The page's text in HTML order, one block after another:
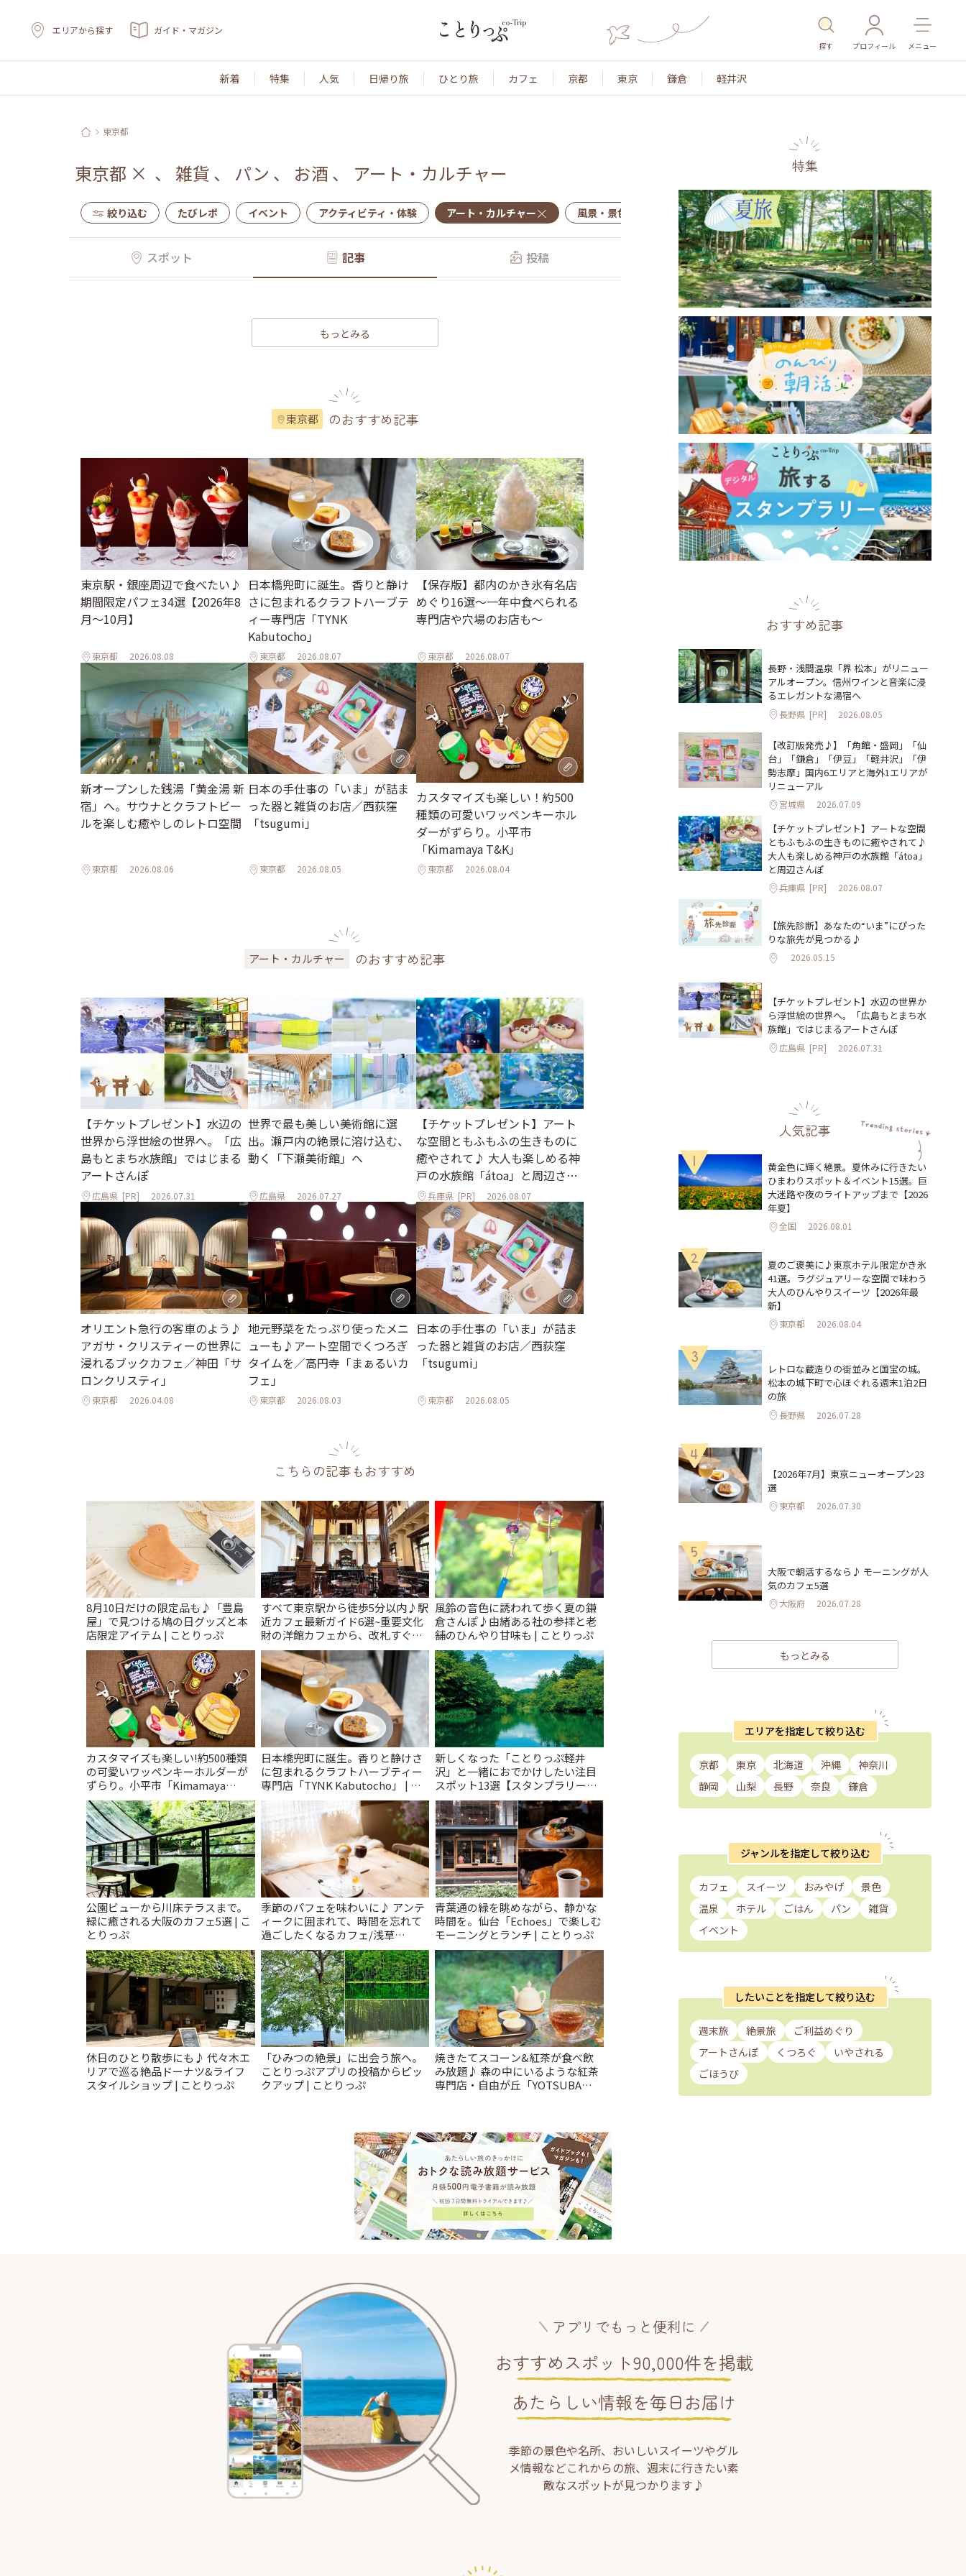
エリアから探す ガイド・マガジン
探す プロフィール メニュー
新着 特集 人気 日帰り旅 ひとり旅 カフェ 京都 東京 鎌倉 軽井沢
東京都
東京都 × 、 雑貨 、 パン 、 お酒 、 アート・カルチャー
絞り込む たびレポ イベント アクティビティ・体験 アート・カルチャー 風景・景色 名所・旧跡 温泉・スパ その他施設 ごはん
スポット 記事 投稿
もっとみる
東京都 のおすすめ記事
東京駅・銀座周辺で食べたい♪
期間限定パフェ34選【2026年8
月～10月】
東京都 2026.08.08
日本橋兜町に誕生。香りと静け
さに包まれるクラフトハーブテ
ィー専門店「TYNK
Kabutocho」
東京都 2026.08.07
【保存版】都内のかき氷有名店
めぐり16選～一年中食べられる
専門店や穴場のお店も～
東京都 2026.08.07
新オープンした銭湯「黄金湯 新
宿」へ。サウナとクラフトビー
ルを楽しむ癒やしのレトロ空間
東京都 2026.08.06
日本の手仕事の「いま」が詰ま
った器と雑貨のお店／西荻窪
「tsugumi」
東京都 2026.08.05
カスタマイズも楽しい！約500
種類の可愛いワッペンキーホル
ダーがずらり。小平市
「Kimamaya T&K」
東京都 2026.08.04
アート・カルチャー のおすすめ記事
【チケットプレゼント】水辺の
世界から浮世絵の世界へ。「広
島もとまち水族館」ではじまる
アートさんぽ
広島県 [PR] 2026.07.31
世界で最も美しい美術館に選
出。瀬戸内の絶景に溶け込む、
動く「下瀬美術館」へ
広島県 2026.07.27
【チケットプレゼント】アート
な空間ともふもふの生きものに
癒やされて♪ 大人も楽しめる神
戸の水族館「átoa」と周辺さん
ぽ兵庫県[PR] 2026.08.07
オリエント急行の客車のよう♪
アガサ・クリスティーの世界に
浸れるブックカフェ／神田「サ
ロンクリスティ」
東京都 2026.04.08
地元野菜をたっぷり使ったメニ
ューも♪アート空間でくつろぎ
タイムを／高円寺「まぁるいカ
フェ」
東京都 2026.08.03
日本の手仕事の「いま」が詰ま
った器と雑貨のお店／西荻窪
「tsugumi」
東京都 2026.08.05
こちらの記事もおすすめ
8月10日だけの限定品も♪「豊島
屋」で見つける鳩の日グッズと本
店限定アイテム | ことりっぷ
すべて東京駅から徒歩5分以内♪駅
近カフェ最新ガイド6選~重要文化
財の洋館カフェから、改札すぐの
レトロ喫茶まで~ | ことりっぷ
風鈴の音色に誘われて歩く夏の鎌
倉さんぽ♪由緒ある社の参拝と老
舗のひんやり甘味も | ことりっぷ
カスタマイズも楽しい!約500種類
の可愛いワッペンキーホルダーが
ずらり。小平市「Kimamaya
T&K」 | ことりっぷ
日本橋兜町に誕生。香りと静けさ
に包まれるクラフトハーブティー
専門店「TYNK Kabutocho」 | こ
とりっぷ
新しくなった「ことりっぷ軽井
沢」と一緒におでかけしたい注目
スポット13選【スタンプラリー開
催中】 | ことりっぷ
公園ビューから川床テラスまで。
緑に癒される大阪のカフェ5選 | こ
とりっぷ
季節のパフェを味わいに♪ アンテ
ィークに囲まれて、時間を忘れて
過ごしたくなるカフェ/浅草
「annorum cafe」 | ことりっぷ
青葉通の緑を眺めながら、静かな
時間を。仙台「Echoes」で楽しむ
モーニングとランチ | ことりっぷ
休日のひとり散歩にも♪ 代々木エ
リアで巡る絶品ドーナツ&ライフ
スタイルショップ | ことりっぷ
「ひみつの絶景」に出会う旅へ。
ことりっぷアプリの投稿からピッ
クアップ | ことりっぷ
焼きたてスコーン&紅茶が食べ飲
み放題♪ 森の中にいるような紅茶
専門店・自由が丘「YOTSUBA
特集
おすすめ記事
長野・浅間温泉「界 松本」がリニュー
アルオープン。信州ワインと音楽に浸
るエレガントな湯宿へ
長野県 [PR] 2026.08.05
【改訂版発売♪】「角館・盛岡」「仙
台」「鎌倉」「伊豆」「軽井沢」「伊
勢志摩」国内6エリアと海外1エリアが
リニューアル
宮城県 2026.07.09
【チケットプレゼント】アートな空間
ともふもふの生きものに癒やされて♪
大人も楽しめる神戸の水族館「átoa」
と周辺さんぽ
兵庫県 [PR] 2026.08.07
【旅先診断】あなたの“いま”にぴった
りな旅先が見つかる♪
2026.05.15
【チケットプレゼント】水辺の世界か
ら浮世絵の世界へ。「広島もとまち水
族館」ではじまるアートさんぽ
広島県 [PR] 2026.07.31
人気記事
1
黄金色に輝く絶景。夏休みに行きたい
ひまわりスポット＆イベント15選。巨
大迷路や夜のライトアップまで【2026
年夏】
全国 2026.08.01
2
夏のご褒美に♪東京ホテル限定かき氷
41選。ラグジュアリーな空間で味わう
大人のひんやりスイーツ【2026年最
新】
東京都 2026.08.04
3
レトロな蔵造りの街並みと国宝の城。
松本の城下町で心ほぐれる週末1泊2日
の旅
長野県 2026.07.28
4
【2026年7月】東京ニューオープン23
選
東京都 2026.07.30
5
大阪で朝活するなら♪ モーニングが人
気のカフェ5選
大阪府 2026.07.28
もっとみる
エリアを指定して絞り込む
京都 東京 北海道 沖縄
神奈川
静岡
山梨 長野 奈良 鎌倉
ジャンルを指定して絞り込む
カフェ スイーツ おみやげ
景色
温泉
ホテル ごはん パン
雑貨
イベント
したいことを指定して絞り込む
週末旅 絶景旅
ご利益めぐり
アートさんぽ
くつろぐ
いやされる
ごほうび
アプリでもっと便利に
おすすめスポット90,000件を掲載
あたらしい情報を毎日お届け
季節の景色や名所、おいしいスイーツやグル
メ情報などこれからの旅、週末に行きたい素
敵なスポットが見つかります♪